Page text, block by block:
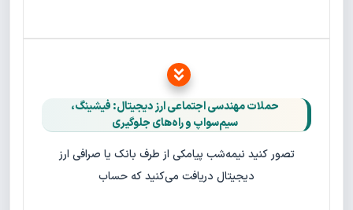
حملات مهندسی اجتماعی ارز دیجیتال: فیشینگ،
سیم‌سواپ و راه‌های جلوگیری
تصور کنید نیمه‌شب پیامکی از طرف بانک یا صرافی ارز
دیجیتال دریافت می‌کنید که حساب